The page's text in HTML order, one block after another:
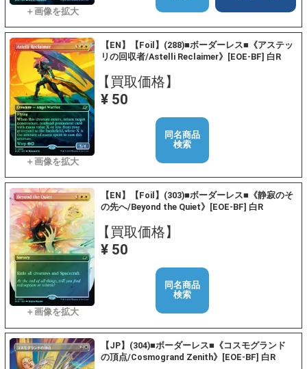
【EN】【Foil】(288)■ボーダーレス■《アステッ
リの回収者/Astelli Reclaimer》[EOE-BF] 白R
【買取価格】
¥ 50
同名商品
検索
【EN】【Foil】(303)■ボーダーレス■《静寂のそ
の先へ/Beyond the Quiet》[EOE-BF] 白R
【買取価格】
¥ 50
同名商品
検索
【JP】(304)■ボーダーレス■《コスモグランド
の頂点/Cosmogrand Zenith》[EOE-BF] 白R